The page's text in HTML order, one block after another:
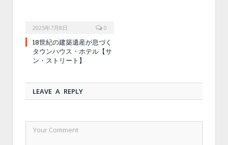
2025年7月8日 0
18世紀の建築遺産が息づく
タウンハウス・ホテル【サ
ン・ストリート】
LEAVE A REPLY